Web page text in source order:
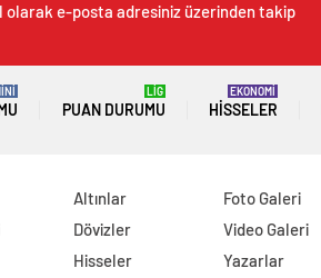
olarak e-posta adresiniz üzerinden takip
PUAN DURUMU
LİG
HISSELER
EKONOMİ
Altınlar
Dövizler
Hisseler
Foto Galeri
Video Galeri
Yazarlar